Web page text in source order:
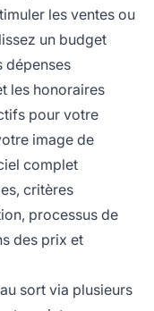
les ventes ou
un budget
dépenses
les honoraires
pour votre
image de
complet
critères
processus de
des prix et
sort via plusieurs